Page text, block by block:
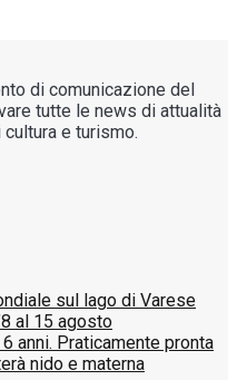
di comunicazione del
tutte le news di attualità
e turismo.
sul lago di Varese
al 15 agosto
anni. Praticamente pronta
nido e materna